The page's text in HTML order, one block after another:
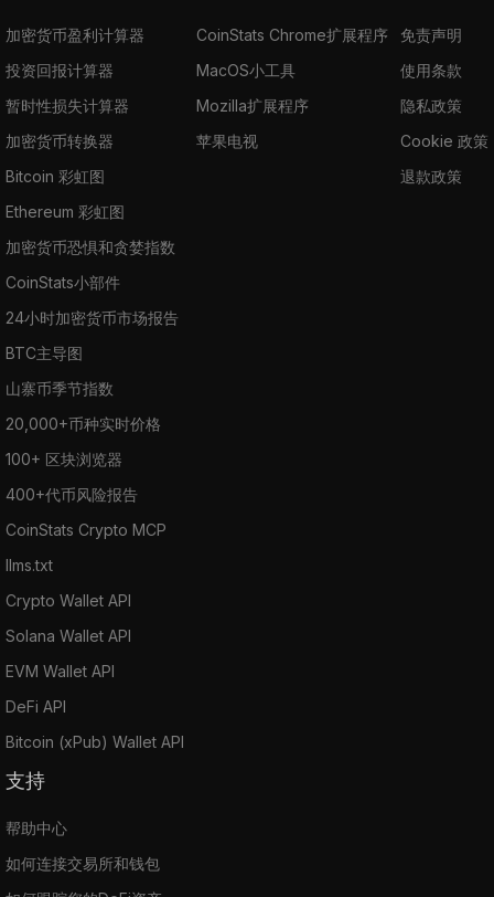
加密货币盈利计算器
投资回报计算器
暂时性损失计算器
加密货币转换器
Bitcoin 彩虹图
Ethereum 彩虹图
加密货币恐惧和贪婪指数
CoinStats小部件
24小时加密货币市场报告
BTC主导图
山寨币季节指数
20,000+币种实时价格
100+ 区块浏览器
400+代币风险报告
CoinStats Crypto MCP
llms.txt
Crypto Wallet API
Solana Wallet API
EVM Wallet API
DeFi API
Bitcoin (xPub) Wallet API
CoinStats Chrome扩展程序
MacOS小工具
Mozilla扩展程序
苹果电视
免责声明
使用条款
隐私政策
Cookie 政策
退款政策
支持
帮助中心
如何连接交易所和钱包